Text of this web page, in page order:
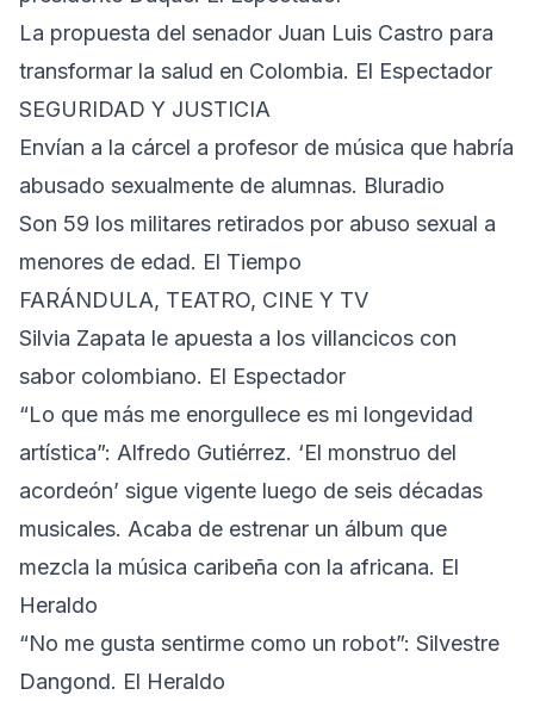
La propuesta del senador Juan Luis Castro para
transformar la salud en Colombia. El Espectador
SEGURIDAD Y JUSTICIA
Envían a la cárcel a profesor de música que habría
abusado sexualmente de alumnas. Bluradio
Son 59 los militares retirados por abuso sexual a
menores de edad. El Tiempo
FARÁNDULA, TEATRO, CINE Y TV
Silvia Zapata le apuesta a los villancicos con
sabor colombiano. El Espectador
“Lo que más me enorgullece es mi longevidad
artística”: Alfredo Gutiérrez. ‘El monstruo del
acordeón’ sigue vigente luego de seis décadas
musicales. Acaba de estrenar un álbum que
mezcla la música caribeña con la africana. El
Heraldo
“No me gusta sentirme como un robot”: Silvestre
Dangond. El Heraldo